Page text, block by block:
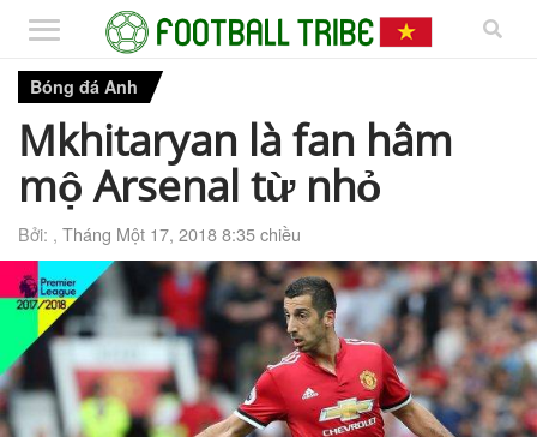
Bóng đá Anh
Mkhitaryan là fan hâm
mộ Arsenal từ nhỏ
Bởi: , Tháng Một 17, 2018 8:35 chiều